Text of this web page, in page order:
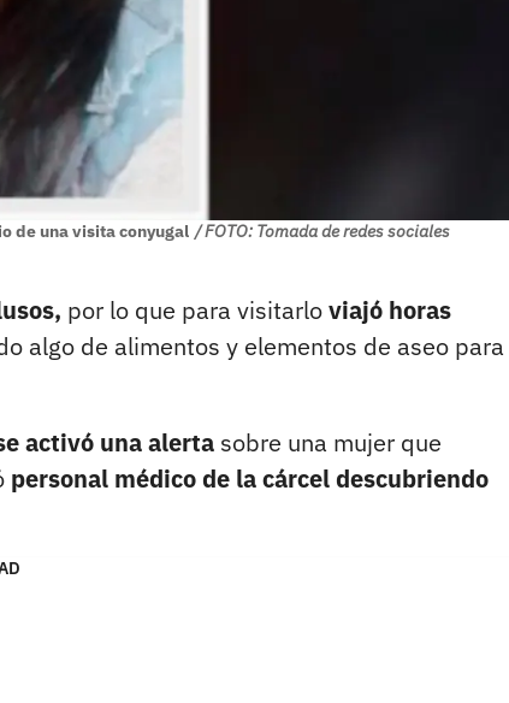
de una visita conyugal / FOTO: Tomada de redes sociales
por lo que para visitarloviajó horas
algo de alimentos y elementos de aseo para
activó una alerta sobre una mujer que
personal médico de la cárcel descubriendo